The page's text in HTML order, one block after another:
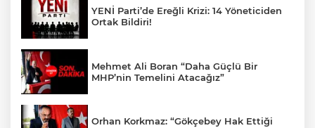
YENİ Parti’de Ereğli Krizi: 14 Yöneticiden
Ortak Bildiri!
Mehmet Ali Boran “Daha Güçlü Bir
MHP’nin Temelini Atacağız”
Orhan Korkmaz: “Gökçebey Hak Ettiği